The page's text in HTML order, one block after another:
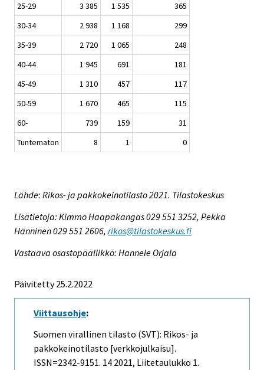
25-29
3 385 1 535
365
30-34
2 938 1 168
299
35-39
2 720 1 065
248
40-44
1 945 691
181
45-49
1 310 457
117
50-59
1 670 465
115
60-
739 159
31
Tuntematon
8 1 0
Lähde: Rikos- ja pakkokeinotilasto 2021. Tilastokeskus
Lisätietoja: Kimmo Haapakangas 029 551 3252, Pekka
Hänninen 029 551 2606, rikos@tilastokeskus.fi
Vastaava osastopäällikkö: Hannele Orjala
Päivitetty 25.2.2022
Viittausohje:
Suomen virallinen tilasto (SVT): Rikos- ja
pakkokeinotilasto [verkkojulkaisu].
ISSN=2342-9151. 14 2021, Liitetaulukko 1.